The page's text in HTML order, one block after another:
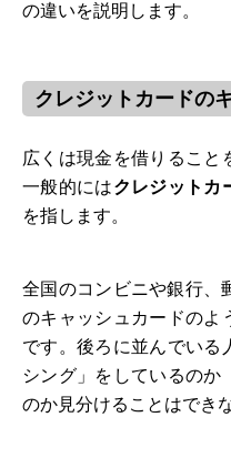
の違いを説明します。
クレジットカードの
広くは現金を借りること
一般的にはクレジットカ
を指します。
全国のコンビニや銀行、
のキャッシュカードのよ
です。後ろに並んでいる
シング」をしているのか
のか見分けることはでき